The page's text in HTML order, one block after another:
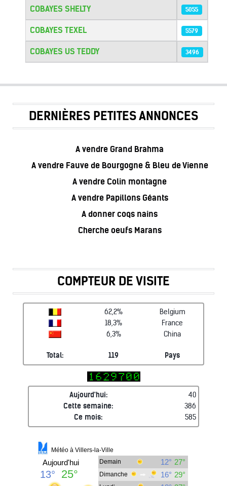
COBAYES SHELTY 5055
COBAYES TEXEL 5579
COBAYES US TEDDY 3496
DERNIÈRES PETITES ANNONCES
A vendre Grand Brahma
A vendre Fauve de Bourgogne & Bleu de Vienne
A vendre Colin montagne
A vendre Papillons Géants
A donner coqs nains
Cherche oeufs Marans
COMPTEUR DE VISITE
62,2%
Belgium
18,3%
France
6,3%
China
Total: 119 Pays
Aujourd'hui:
40
Cette semaine:
386
Ce mois:
585